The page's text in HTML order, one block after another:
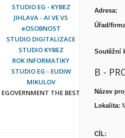
Soutěžní
B -
Název
Lokalita:
CÍL:
STUDIO EG - KYBEZ
JIHLAVA - AI VE VS
eOSOBNOST
STUDIO DIGITALIZACE
STUDIO KYBEZ
ROK INFORMATIKY
STUDIO EG - EUDIW
MIKULOV
EGOVERNMENT THE BEST